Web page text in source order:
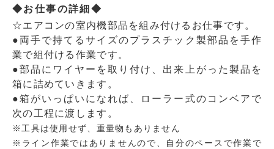
◆お仕事の詳細◆
☆エアコンの室内機部品を組み付けるお仕事です。
●両手で持てるサイズのプラスチック製部品を手作
業で組付ける作業です。
●部品にワイヤーを取り付け、出来上がった製品を
箱に詰めていきます。
●箱がいっぱいになれば、ローラー式のコンベアで
次の工程に渡します。
※工具は使用せず、重量物もありません
※ライン作業ではありませんので、自分のペースで作業で